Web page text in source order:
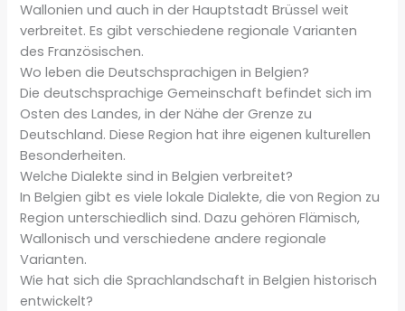
Wallonien und auch in der Hauptstadt Brüssel weit
verbreitet. Es gibt verschiedene regionale Varianten
des Französischen.
Wo leben die Deutschsprachigen in Belgien?
Die deutschsprachige Gemeinschaft befindet sich im
Osten des Landes, in der Nähe der Grenze zu
Deutschland. Diese Region hat ihre eigenen kulturellen
Besonderheiten.
Welche Dialekte sind in Belgien verbreitet?
In Belgien gibt es viele lokale Dialekte, die von Region zu
Region unterschiedlich sind. Dazu gehören Flämisch,
Wallonisch und verschiedene andere regionale
Varianten.
Wie hat sich die Sprachlandschaft in Belgien historisch
entwickelt?